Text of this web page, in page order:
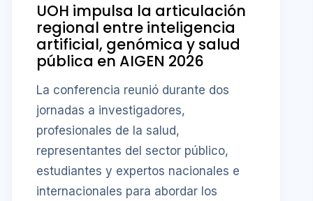
UOH impulsa la articulación
regional entre inteligencia
artificial, genómica y salud
pública en AIGEN 2026
La conferencia reunió durante dos
jornadas a investigadores,
profesionales de la salud,
representantes del sector público,
estudiantes y expertos nacionales e
internacionales para abordar los